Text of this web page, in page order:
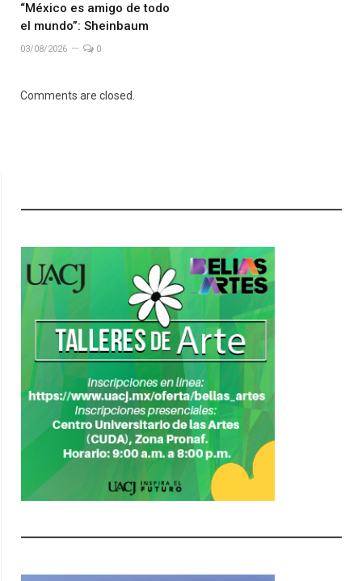
“México es amigo de todo
el mundo”: Sheinbaum
03/08/2026 0
Comments are closed.